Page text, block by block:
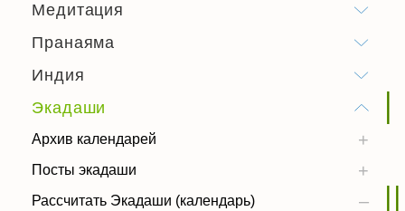
Медитация
Пранаяма
Индия
Экадаши
Архив календарей
Посты экадаши
Рассчитать Экадаши (календарь)